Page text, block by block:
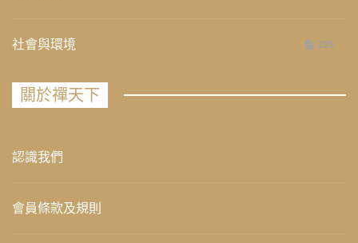
社會與環境 235
關於禪天下
認識我們
會員條款及規則